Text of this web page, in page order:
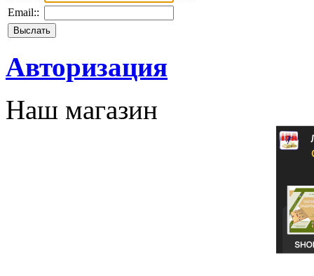
Email::
Авторизация
Наш магазин